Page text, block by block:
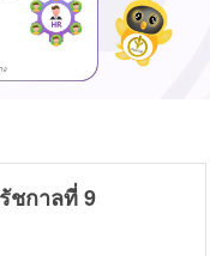
ชกาลที่ 9